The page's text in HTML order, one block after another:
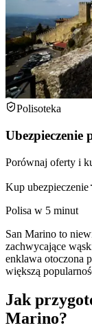
Polisoteka
Ubezpieczenie
Porównaj oferty i
Kup ubezpieczenie
Polisa w 5 minut
San Marino to
zachwycające
enklawa otoczona
większą
Jak
Marino?